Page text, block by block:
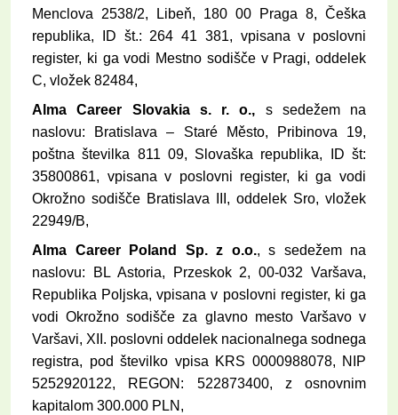
Menclova 2538/2, Libeň, 180 00 Praga 8, Češka
republika, ID št.: 264 41 381, vpisana v poslovni
register, ki ga vodi Mestno sodišče v Pragi, oddelek
C, vložek 82484,
Alma Career Slovakia s. r. o., s sedežem na
naslovu: Bratislava – Staré Město, Pribinova 19,
poštna številka 811 09, Slovaška republika, ID št:
35800861, vpisana v poslovni register, ki ga vodi
Okrožno sodišče Bratislava III, oddelek Sro, vložek
22949/B,
Alma Career Poland Sp. z o.o., s sedežem na
naslovu: BL Astoria, Przeskok 2, 00-032 Varšava,
Republika Poljska, vpisana v poslovni register, ki ga
vodi Okrožno sodišče za glavno mesto Varšavo v
Varšavi, XII. poslovni oddelek nacionalnega sodnega
registra, pod številko vpisa KRS 0000988078, NIP
5252920122, REGON: 522873400, z osnovnim
kapitalom 300.000 PLN,